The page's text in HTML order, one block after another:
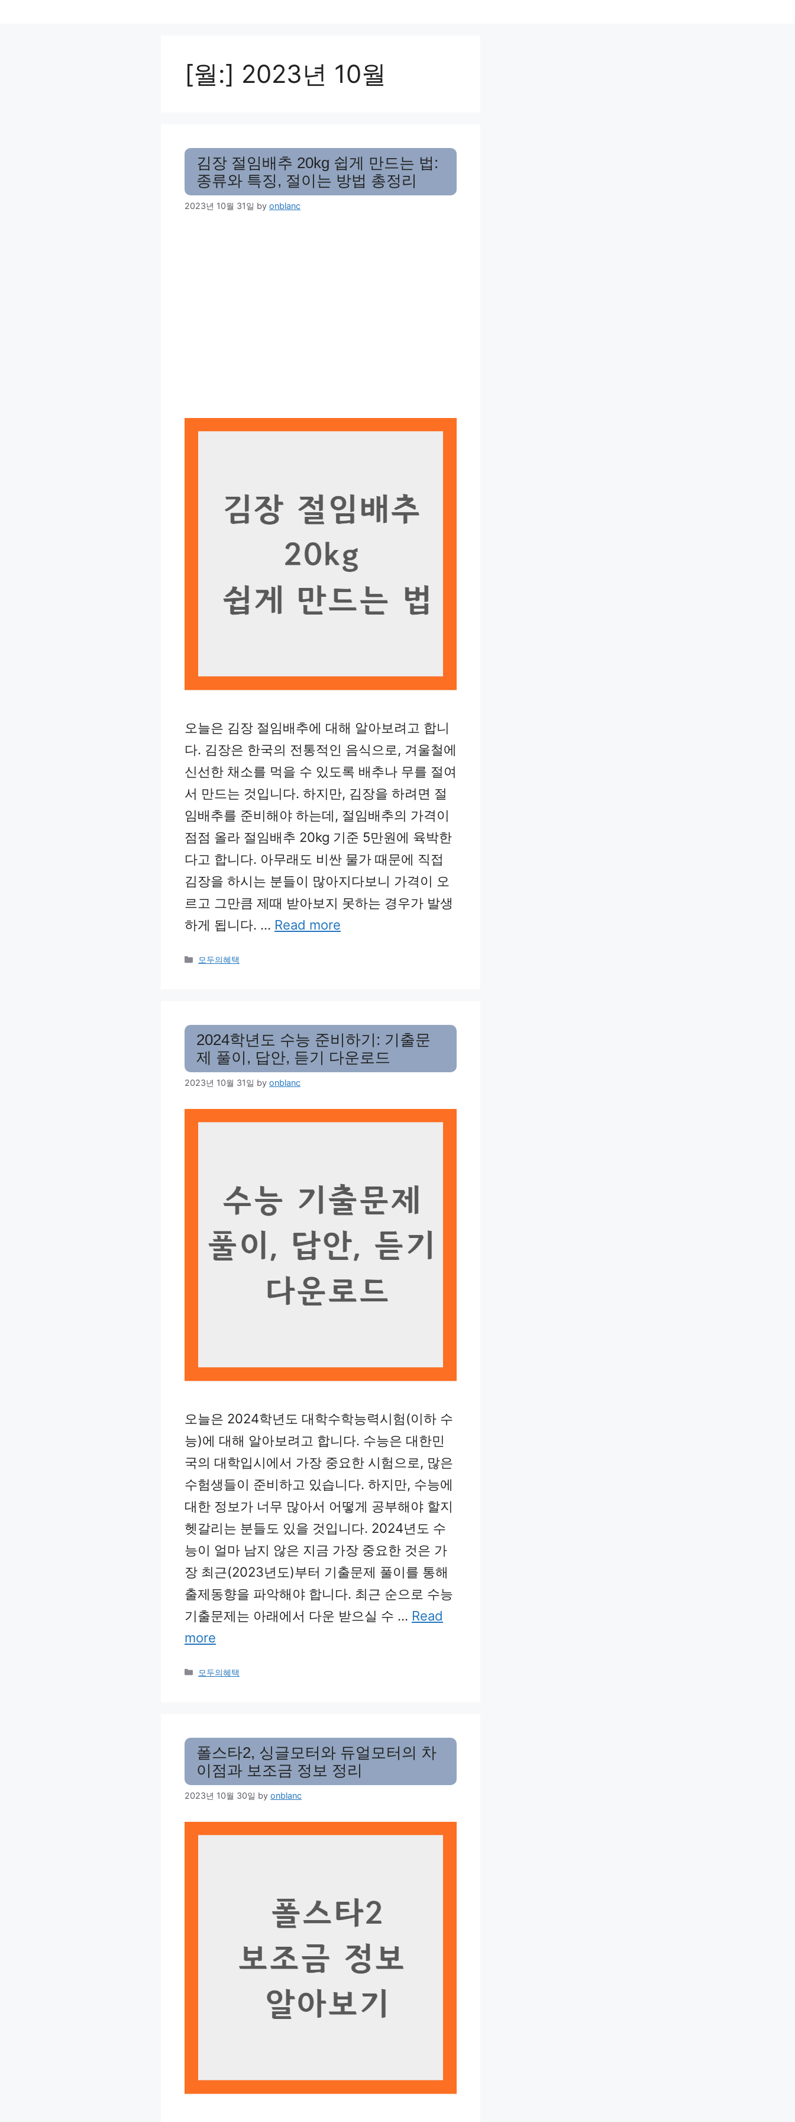
[월:] 2023년 10월
김장 절임배추 20kg 쉽게 만드는 법:
종류와 특징, 절이는 방법 총정리
2023년 10월 31일 by onblanc
오늘은 김장 절임배추에 대해 알아보려고 합니
다. 김장은 한국의 전통적인 음식으로, 겨울철에
신선한 채소를 먹을 수 있도록 배추나 무를 절여
서 만드는 것입니다. 하지만, 김장을 하려면 절
임배추를 준비해야 하는데, 절임배추의 가격이
점점 올라 절임배추 20kg 기준 5만원에 육박한
다고 합니다. 아무래도 비싼 물가 때문에 직접
김장을 하시는 분들이 많아지다보니 가격이 오
르고 그만큼 제때 받아보지 못하는 경우가 발생
하게 됩니다. … Read more
Categories
모두의혜택
2024학년도 수능 준비하기: 기출문
제 풀이, 답안, 듣기 다운로드
2023년 10월 31일 by onblanc
오늘은 2024학년도 대학수학능력시험(이하 수
능)에 대해 알아보려고 합니다. 수능은 대한민
국의 대학입시에서 가장 중요한 시험으로, 많은
수험생들이 준비하고 있습니다. 하지만, 수능에
대한 정보가 너무 많아서 어떻게 공부해야 할지
헷갈리는 분들도 있을 것입니다. 2024년도 수
능이 얼마 남지 않은 지금 가장 중요한 것은 가
장 최근(2023년도)부터 기출문제 풀이를 통해
출제동향을 파악해야 합니다. 최근 순으로 수능
기출문제는 아래에서 다운 받으실 수 … Read
more
Categories
모두의혜택
폴스타2, 싱글모터와 듀얼모터의 차
이점과 보조금 정보 정리
2023년 10월 30일 by onblanc